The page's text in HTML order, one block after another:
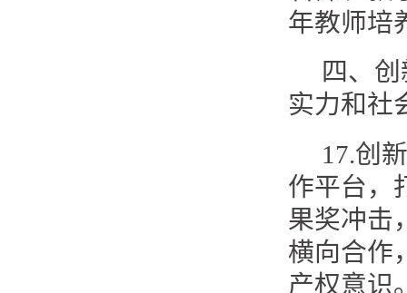
年教师培
四、
实力和社
17.创
作平台，
果奖冲击
横向合作
产权意识